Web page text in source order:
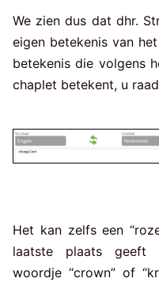
We zien dus dat dhr.
eigen betekenis van
betekenis die volgens
chaplet betekent, u
Het kan zelfs een
laatste plaats geeft
woordje “crown” of